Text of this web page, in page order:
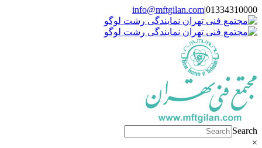
Skip
to
content
01334310000
|
info@mftgilan.com
Instagram
LinkedIn
Search
×